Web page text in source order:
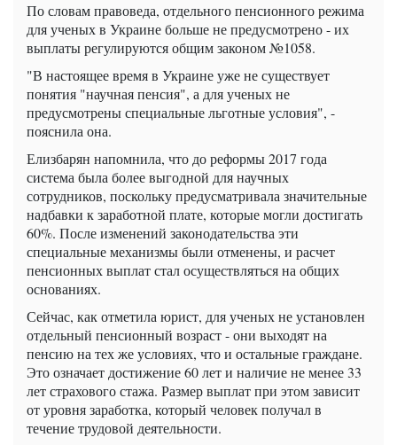
По словам правоведа, отдельного пенсионного режима
для ученых в Украине больше не предусмотрено - их
выплаты регулируются общим законом №1058.
"В настоящее время в Украине уже не существует
понятия "научная пенсия", а для ученых не
предусмотрены специальные льготные условия", -
пояснила она.
Елизбарян напомнила, что до реформы 2017 года
система была более выгодной для научных
сотрудников, поскольку предусматривала значительные
надбавки к заработной плате, которые могли достигать
60%. После изменений законодательства эти
специальные механизмы были отменены, и расчет
пенсионных выплат стал осуществляться на общих
основаниях.
Сейчас, как отметила юрист, для ученых не установлен
отдельный пенсионный возраст - они выходят на
пенсию на тех же условиях, что и остальные граждане.
Это означает достижение 60 лет и наличие не менее 33
лет страхового стажа. Размер выплат при этом зависит
от уровня заработка, который человек получал в
течение трудовой деятельности.